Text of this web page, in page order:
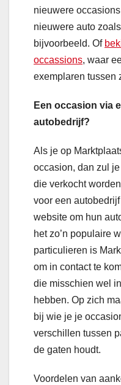
nieuwere
nieuwere auto
bijvoorbeeld. Of
occassions, waar
exemplaren tussen
Een occasion via
autobedrijf?
Als je op
occasion, dan zul
die verkocht
voor een
website om hun
het zo’n populaire
particulieren is
om in contact te
die misschien wel
hebben. Op zich
bij wie je je
verschillen tussen
de gaten houdt.
Voordelen van